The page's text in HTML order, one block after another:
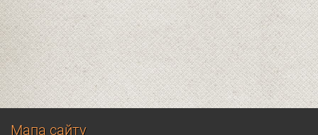
Мапа сайту